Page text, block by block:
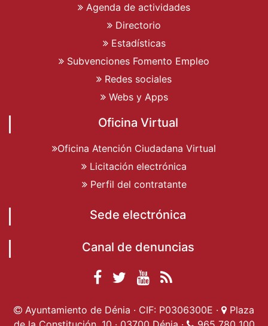
Agenda de actividades
Directorio
Estadísticas
Subvenciones Fomento Empleo
Redes sociales
Webs y Apps
Oficina Virtual
Oficina Atención Ciudadana Virtual
Licitación electrónica
Perfil del contratante
Sede electrónica
Canal de denuncias
Facebook
Ayuntamiento de
Ayuntamiento de
Ayuntamiento
Actualidad
Ayuntamiento de Dénia · CIF: P0306300E ·
Plaza